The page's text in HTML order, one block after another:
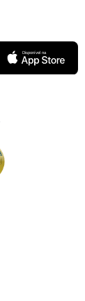
Play Store
o aplicativo